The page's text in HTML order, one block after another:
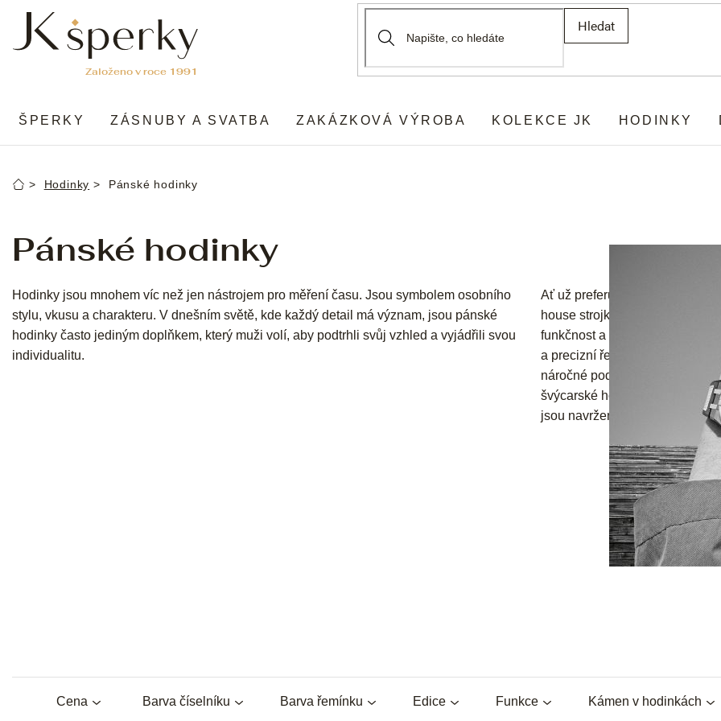
obsah
Hledat
ŠPERKY ZÁSNUBY A SVATBA ZAKÁZKOVÁ VÝROBA KOLEKCE JK HODINKY
DomůHodinky Pánské hodinky
Pánské hodinky
Hodinky jsou mnohem víc než jen nástrojem pro měření času. Jsou symbolem osobního
stylu, vkusu a charakteru. V dnešním světě, kde každý detail má význam, jsou pánské
hodinky často jediným doplňkem, který muži volí, aby podtrhli svůj vzhled a vyjádřili svou
individualitu.
Ať už preferujete nadčasovou
house strojky, u nás v JK
funkčnost a styl. Vybírejte z
a precizní řemeslné
náročné podmínky. Značky
švýcarské hodinky, jsou z
jsou navrženy tak, aby byly
Barva číselníku Barva řemínku Edice Funkce Kámen v hodinkách
Cena